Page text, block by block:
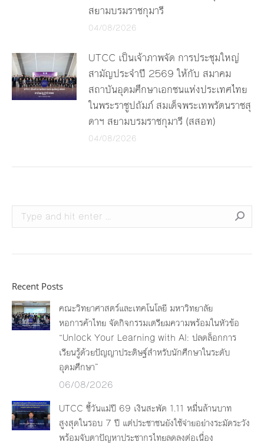
สยามบรมราชกุมารี
04/08/2026
UTCC เป็นเจ้าภาพจัด การประชุมใหญ่
สามัญประจำปี 2569 ให้กับ สมาคม
สถาบันอุดมศึกษาเอกชนแห่งประเทศไทย
ในพระราชูปถัมภ์ สมเด็จพระเทพรัตนราชสุ
ดาฯ สยามบรมราชกุมารี (สสอท)
04/08/2026
Search:
Recent Posts
คณะวิทยาศาสตร์และเทคโนโลยี มหาวิทยาลัย
หอการค้าไทย จัดกิจกรรมเตรียมความพร้อมในหัวข้อ
“Unlock Your Learning with AI: ปลดล็อกการ
เรียนรู้ด้วยปัญญาประดิษฐ์สำหรับนักศึกษาในระดับ
อุดมศึกษา”
06/08/2026
UTCC ชี้วันแม่ปี 69 เงินสะพัด 1.11 หมื่นล้านบาท
สูงสุดในรอบ 7 ปี แต่ประชาชนยังใช้จ่ายอย่างระมัดระวัง
พร้อมจับตาปัญหาประชากรไทยลดลงต่อเนื่อง